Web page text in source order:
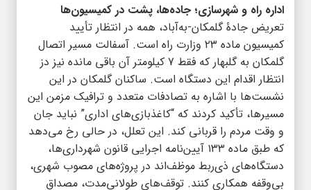
اداره راه و شهرسازی؛ جاده‌ها، پشت در کمیسیون‌ها
تعریض جادۀ گلمکان-به‌آباد، همه در انتظار تأیید
کمیسیون ماده ۲۳ وزارت راه است. آسفالت مسیر اتصال
گلمکان به گلبهار که فقط 7 کیلومتر آن باقی مانده نیز دز
انتظار اقدام این دستگاه است. ساکنان گلمکان در این
نشست‌ها با اشاره به تصادفات متعدد و ترافیک مزمن این
مسیرها، تأکید کردند که “کاغذبازی‌های اداری” نباید جان
و وقت مردم را قربانی کند. این تعلل، در حالی رخ می‌دهد
که طبق ماده ۱۳۳ آیین‌نامه اجرایی قانون شهرداری‌ها،
دستگاه‌های ذی‌ربط موظف‌اند در پروژه‌های مصوب شهری،
بی‌وقفه همکاری کنند. توقف‌های طولانی‌مدت، مصداق